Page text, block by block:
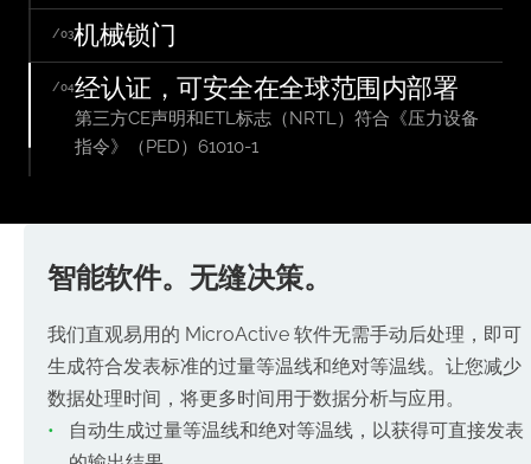
/02两个机械式安全阀
/03机械锁门
经认证，可安全在全球范围内部署
智能软件。无缝决策。
我们直观易用的 MicroActive 软件无需手动后处理，即可
生成符合发表标准的过量等温线和绝对等温线。让您减少
数据处理时间，将更多时间用于数据分析与应用。
自动生成过量等温线和绝对等温线，以获得可直接发表